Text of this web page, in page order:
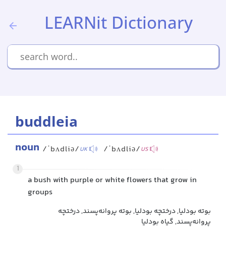
LEARNit Dictionary
buddleia
noun /ˈbʌdliə/UK /ˈbʌdliə/US
1
a bush with purple or white flowers that grow in
groups
بوته بودلیا, درختچه بودلیا, بوته پروانه‌پسند, درختچه
پروانه‌پسند, گیاه بودلیا